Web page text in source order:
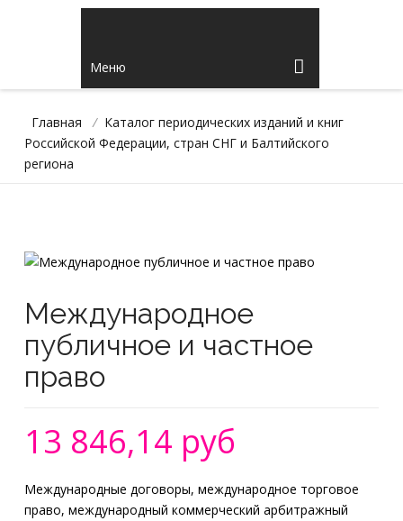
Меню
Главная / Каталог периодических изданий и книг
Российской Федерации, стран СНГ и Балтийского
региона
Международное
публичное и частное
право
13 846,14 руб
Международные договоры, международное торговое
право, международный коммерческий арбитражный